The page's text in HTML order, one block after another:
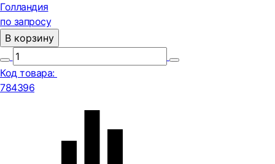
Голландия
по запросу
В корзину
Код товара:
784396